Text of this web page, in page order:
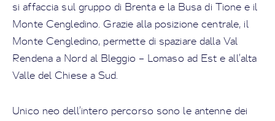
si affaccia sul gruppo di Brenta e la Busa di Tione e il
Monte Cengledino. Grazie alla posizione centrale, il
Monte Cengledino, permette di spaziare dalla Val
Rendena a Nord al Bleggio – Lomaso ad Est e all’alta
Valle del Chiese a Sud.
Unico neo dell’intero percorso sono le antenne dei